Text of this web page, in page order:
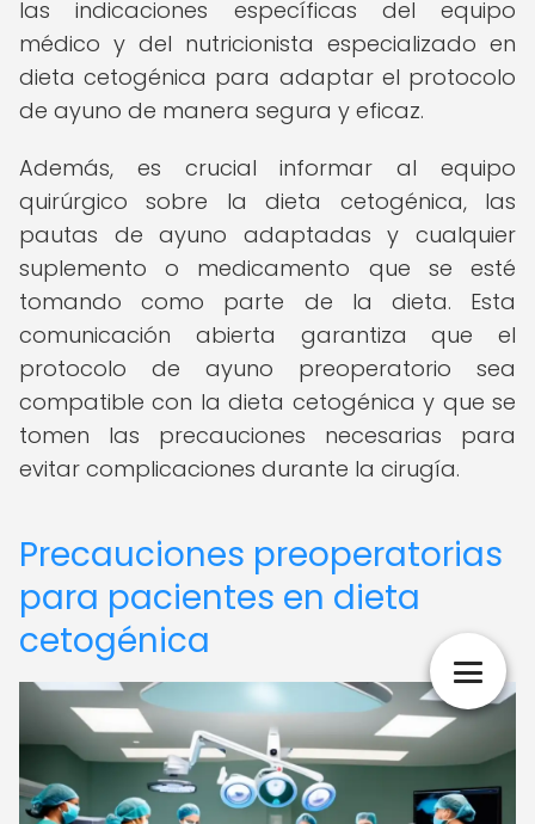
las indicaciones específicas del equipo
médico y del nutricionista especializado en
dieta cetogénica para adaptar el protocolo
de ayuno de manera segura y eficaz.
Además, es crucial informar al equipo
quirúrgico sobre la dieta cetogénica, las
pautas de ayuno adaptadas y cualquier
suplemento o medicamento que se esté
tomando como parte de la dieta. Esta
comunicación abierta garantiza que el
protocolo de ayuno preoperatorio sea
compatible con la dieta cetogénica y que se
tomen las precauciones necesarias para
evitar complicaciones durante la cirugía.
Precauciones preoperatorias
para pacientes en dieta
cetogénica